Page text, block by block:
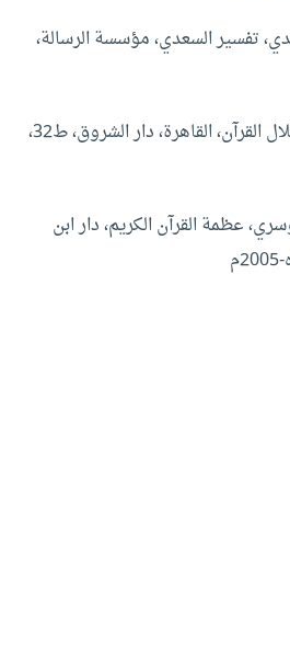
تفسير السعدي، مؤسسة الرسالة،
سيد إبراهيم قطب، في ظلال القرآن، القاهرة، دار الشروق، ط32،
عظمة القرآن الكريم، دار ابن